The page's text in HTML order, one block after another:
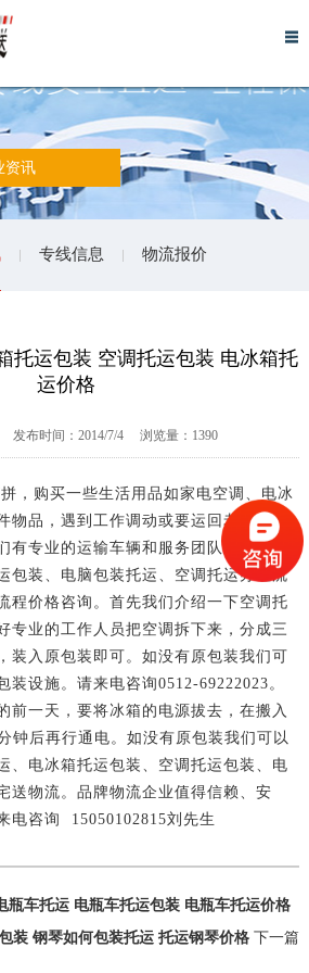
资讯
专线信息 物流报价
托运包装 空调托运包装 电冰箱托
运价格
发布时间：2014/7/4 浏览量：1390
购买一些生活用品如家电空调、电冰
物品，遇到工作调动或要运回老家怎么
有专业的运输车辆和服务团队。办理空
包装、电脑包装托运、空调托运办理流
程价格咨询。首先我们介绍一下空调托
专业的工作人员把空调拆下来，分成三
装入原包装即可。如没有原包装我们可
装设施。请来电咨询0512-69222023。
前一天，要将冰箱的电源拔去，在搬入
钟后再行通电。如没有原包装我们可以
、电冰箱托运包装、空调托运包装、电
送物流。品牌物流企业值得信赖、安
电咨询 15050102815刘先生
瓶车托运 电瓶车托运包装 电瓶车托运价格
装 钢琴如何包装托运 托运钢琴价格 下一篇